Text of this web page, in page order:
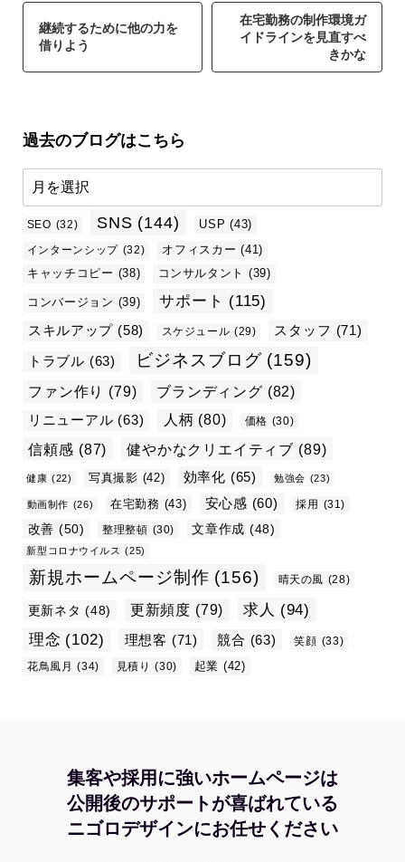
継続するために他の力を
借りよう
在宅勤務の制作環境ガ
イドラインを見直すべ
きかな
過去のブログはこちら
SEO (32) SNS (144) USP (43)
インターンシップ (32) オフィスカー (41)
キャッチコピー (38) コンサルタント (39)
コンバージョン (39) サポート (115)
スキルアップ (58) スケジュール (29) スタッフ (71)
トラブル (63) ビジネスブログ (159)
ファン作り (79) ブランディング (82)
リニューアル (63) 人柄 (80) 価格 (30)
信頼感 (87) 健やかなクリエイティブ (89)
健康 (22) 写真撮影 (42) 効率化 (65) 勉強会 (23)
動画制作 (26) 在宅勤務 (43) 安心感 (60) 採用 (31)
改善 (50) 整理整頓 (30) 文章作成 (48)
新型コロナウイルス (25)
新規ホームページ制作 (156) 晴天の風 (28)
更新ネタ (48) 更新頻度 (79) 求人 (94)
理念 (102) 理想客 (71) 競合 (63) 笑顔 (33)
花鳥風月 (34) 見積り (30) 起業 (42)
集客や採用に強いホームページは
公開後のサポートが喜ばれている
ニゴロデザインにお任せください